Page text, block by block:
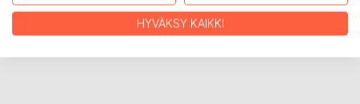
LUKIJA-ARVOSTELUTHYVÄKSY KAIKKI